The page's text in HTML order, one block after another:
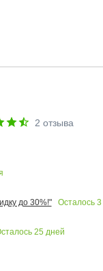
2 отзыва
до 30%!" Осталось 3
25 дней